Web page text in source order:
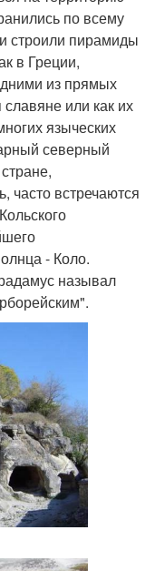
по всему
строили пирамиды
в Греции,
из прямых
или как их
языческих
северный
часто встречаются
- Коло.
называл